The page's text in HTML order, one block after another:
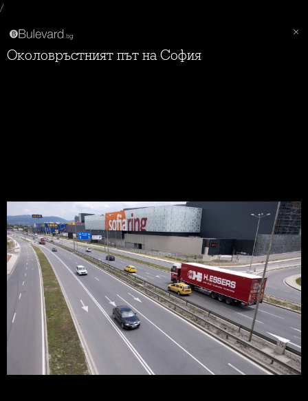
/
Околовръстният път на София